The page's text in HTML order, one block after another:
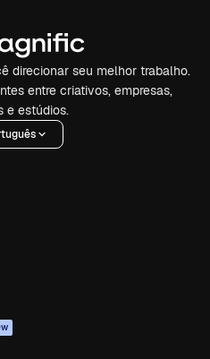
direcionar seu melhor trabalho.
entre criativos, empresas,
e estúdios.